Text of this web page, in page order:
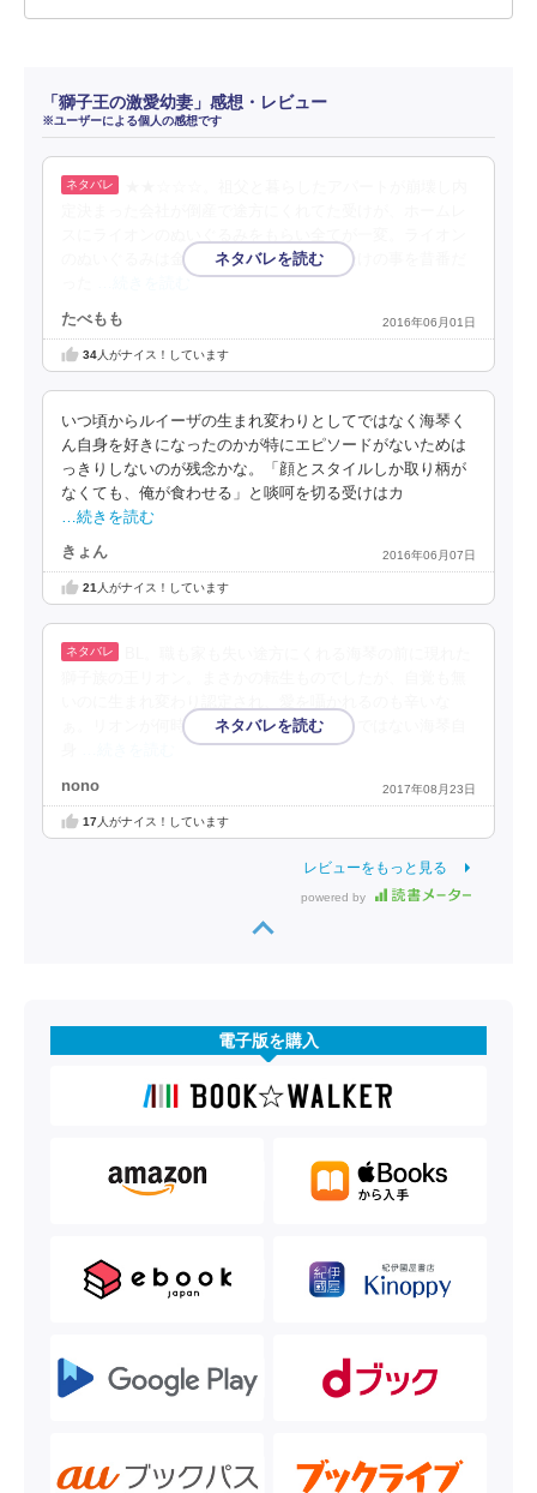
「獅子王の激愛幼妻」感想・レビュー
※ユーザーによる個人の感想です
のぬいぐるみは金髪イケメンへ変身し、受けの事を昔番だ
たべもも 2016年06月01日
34人がナイス！しています
いつ頃からルイーザの生まれ変わりとしてではなく海琴く
ん自身を好きになったのかが特にエピソードがないためは
っきりしないのが残念かな。「顔とスタイルしか取り柄が
なくても、俺が食わせる」と啖呵を切る受けはカ
…続きを読む
きょん 2016年06月07日
21 人がナイス！しています
ぁ。リオンが何時ルイーザの生まれ変わりではない海琴自
nono 2017年08月23日
17人がナイス！しています
レビューをもっと見る
powered by
電子版を購入